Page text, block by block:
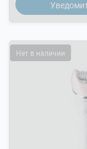
Нет в наличии